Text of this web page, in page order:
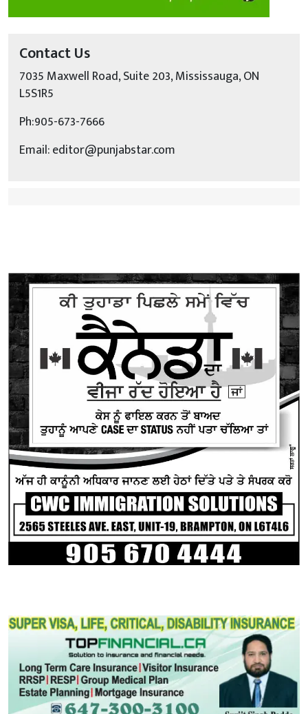
Contact Us
7035 Maxwell Road, Suite 203, Mississauga, ON
L5S1R5
Ph:905-673-7666
Email: editor@punjabstar.com